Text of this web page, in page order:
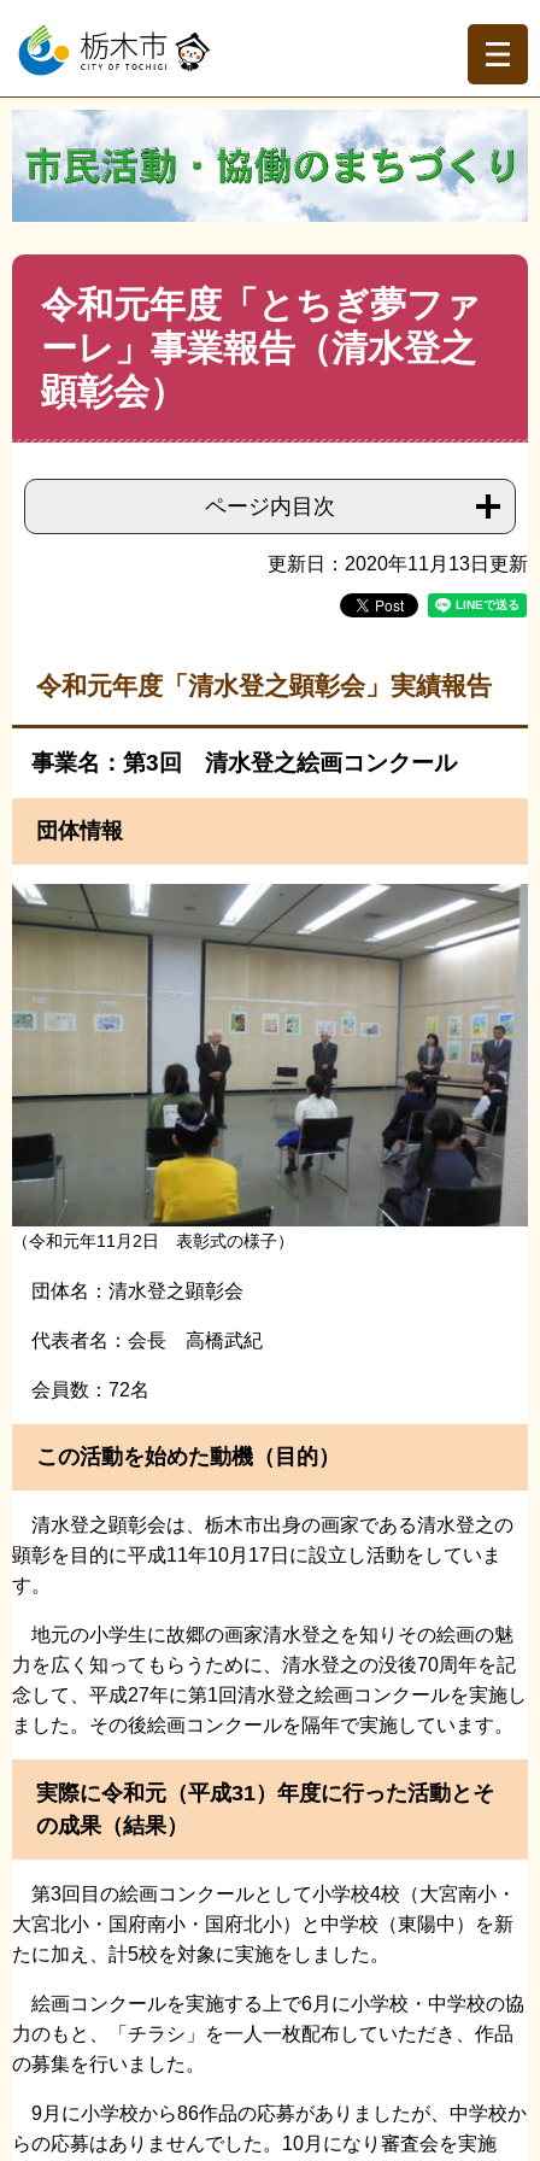
ー
の
で
ニ
ー
ば
て
本
トップページ >分類でさがす >くらしの情報 > 地域づく
り・協働 >市民活動・NPO >市民活動・NPO
令和元年
度「とちぎ夢ファーレ」事業報告（清水登之顕彰会）
令和元年度「とちぎ夢ファ
ーレ」事業報告（清水登之
顕彰会）
ページ内目次
更新日：2020年11月13日更新
令和元年度「清水登之顕彰会」実績報告
事業名：第3回 清水登之絵画コンクール
団体情報
（令和元年11月2日 表彰式の様子）
団体名：清水登之顕彰会
代表者名：会長 高橋武紀
会員数：72名
この活動を始めた動機（目的）
清水登之顕彰会は、栃木市出身の画家である清水登之の
顕彰を目的に平成11年10月17日に設立し活動をしていま
す。
地元の小学生に故郷の画家清水登之を知りその絵画の魅
力を広く知ってもらうために、清水登之の没後70周年を記
念して、平成27年に第1回清水登之絵画コンクールを実施し
ました。その後絵画コンクールを隔年で実施しています。
実際に令和元（平成31）年度に行った活動とそ
の成果（結果）
第3回目の絵画コンクールとして小学校4校（大宮南小・
大宮北小・国府南小・国府北小）と中学校（東陽中）を新
たに加え、計5校を対象に実施をしました。
絵画コンクールを実施する上で6月に小学校・中学校の協
力のもと、「チラシ」を一人一枚配布していただき、作品
の募集を行いました。
9月に小学校から86作品の応募がありましたが、中学校か
らの応募はありませんでした。10月になり審査会を実施